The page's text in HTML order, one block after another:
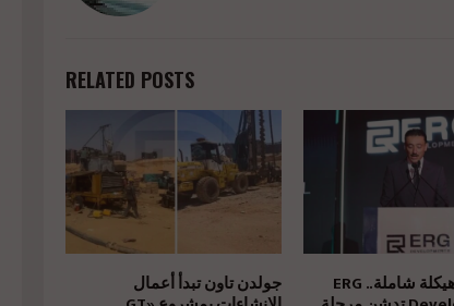
RELATED POSTS
جولدن تاون تبدأ أعمال بعد إعادة هيكلة شاملة.. ERG